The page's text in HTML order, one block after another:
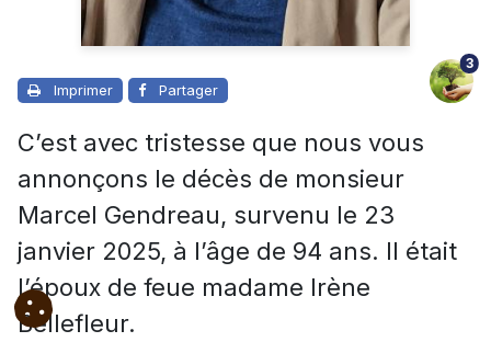
Imprimer Partager
3
C’est avec tristesse que nous vous
annonçons le décès de monsieur
Marcel Gendreau, survenu le 23
janvier 2025, à l’âge de 94 ans. Il était
l’époux de feue madame Irène
Bellefleur.